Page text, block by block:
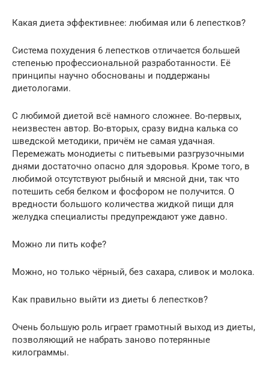
Какая диета эффективнее: любимая или 6 лепестков?
Система похудения 6 лепестков отличается большей
степенью профессиональной разработанности. Её
принципы научно обоснованы и поддержаны
диетологами.
С любимой диетой всё намного сложнее. Во-первых,
неизвестен автор. Во-вторых, сразу видна калька со
шведской методики, причём не самая удачная.
Перемежать монодиеты с питьевыми разгрузочными
днями достаточно опасно для здоровья. Кроме того, в
любимой отсутствуют рыбный и мясной дни, так что
потешить себя белком и фосфором не получится. О
вредности большого количества жидкой пищи для
желудка специалисты предупреждают уже давно.
Можно ли пить кофе?
Можно, но только чёрный, без сахара, сливок и молока.
Как правильно выйти из диеты 6 лепестков?
Очень большую роль играет грамотный выход из диеты,
позволяющий не набрать заново потерянные
килограммы.